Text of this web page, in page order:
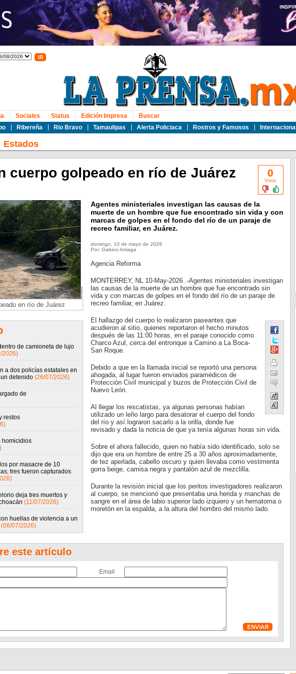
Ribereña Rio Bravo Tamaulipas Alerta Policiaca Rostros y Famosos Internacional
Sociales Status Edición Impresa Buscar
Estados
0
Votos
cuerpo golpeado en río de Juárez
en río de Juárez
de camioneta de lujo
2026)
a dos policías estatales en
detenido (26/07/2026)
de
restos
homicidios
por masacre de 10
tres fueron capturados
deja tres muertos y
(11/07/2026)
huellas de violencia a un
(06/07/2026)
Agentes ministeriales investigan las causas de la
muerte de un hombre que fue encontrado sin vida y con
marcas de golpes en el fondo del río de un paraje de
recreo familiar, en Juárez.
domingo, 10 de mayo de 2026
Por: Gabino Arriaga
Agencia Reforma
MONTERREY, NL 10-May-2026 .-Agentes ministeriales investigan
las causas de la muerte de un hombre que fue encontrado sin
vida y con marcas de golpes en el fondo del río de un paraje de
recreo familiar, en Juárez.
El hallazgo del cuerpo lo realizaron paseantes que
acudieron al sitio, quienes reportaron el hecho minutos
después de las 11:00 horas, en el paraje conocido como
Charco Azul, cerca del entronque a Camino a La Boca-
San Roque.
Debido a que en la llamada inicial se reportó una persona
ahogada, al lugar fueron enviados paramédicos de
Protección Civil municipal y buzos de Protección Civil de
Nuevo León.
Al llegar los rescatistas, ya algunas personas habían
utilizado un leño largo para desatorar el cuerpo del fondo
del río y así lograron sacarlo a la orilla, donde fue
revisado y dada la noticia de que ya tenía algunas horas sin vida.
Sobre el ahora fallecido, quien no había sido identificado, solo se
dijo que era un hombre de entre 25 a 30 años aproximadamente,
de tez aperlada, cabello oscuro y quien llevaba como vestimenta
gorra beige, camisa negra y pantalón azul de mezclilla.
Durante la revisión inicial que los peritos investigadores realizaron
al cuerpo, se mencionó que presentaba una herida y manchas de
sangre en el área de labio superior lado izquiero y un hematoma o
moretón en la espalda, a la altura del hombro del mismo lado.
este artículo
Email